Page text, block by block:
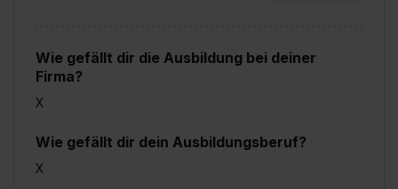
Wie gefällt dir die Ausbildung bei deiner
Firma?
X
Wie gefällt dir dein Ausbildungsberuf?
X